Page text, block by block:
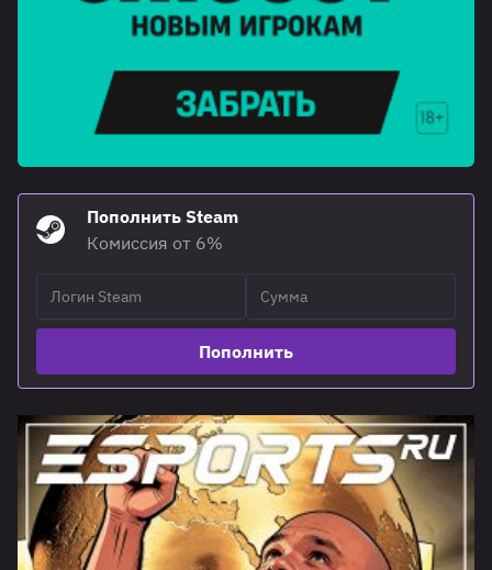
Пополнить Steam
Комиссия от 6%
Пополнить